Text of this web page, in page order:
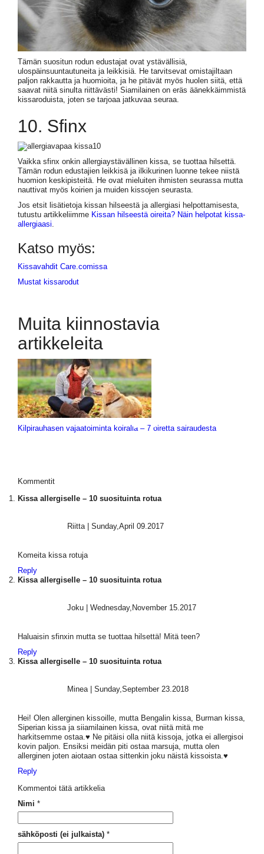
Tämän suositun rodun edustajat ovat ystävällisiä,
ulospäinsuuntautuneita ja leikkisiä. He tarvitsevat omistajiltaan
paljon rakkautta ja huomioita, ja he pitävät myös huolen siitä, että
saavat niitä sinulta riittävästi! Siamilainen on eräs äänekkäimmistä
kissaroduista, joten se tarjoaa jatkuvaa seuraa.
10. Sfinx
Vaikka sfinx onkin allergiaystävällinen kissa, se tuottaa hilsettä.
Tämän rodun edustajien leikkisä ja ilkikurinen luonne tekee niistä
huomion keskipisteitä. He ovat mieluiten ihmisten seurassa mutta
nauttivat myös koirien ja muiden kissojen seurasta.
Jos etsit lisätietoja kissan hilseestä ja allergiasi helpottamisesta,
tutustu artikkeliimme Kissan hilseestä oireita? Näin helpotat kissa-
allergiaasi.
Katso myös:
Kissavahdit Care.comissa
Mustat kissarodut
Muita kiinnostavia
artikkeleita
Kilpirauhasen vajaatoiminta koiralla – 7 oiretta sairaudesta
Kommentit
Kissa allergiselle – 10 suosituinta rotua
Riitta| Sunday,April 09.2017
Komeita kissa rotuja
Reply
Kissa allergiselle – 10 suosituinta rotua
Joku Wednesday,November 15.2017
Haluaisin sfinxin mutta se tuottaa hilsettä! Mitä teen?
Reply
Kissa allergiselle – 10 suosituinta rotua
Minea| Sunday,September 23.2018
Hei! Olen allerginen kissoille, mutta Bengalin kissa, Burman kissa,
Siperian kissa ja siiamilainen kissa, ovat niitä mitä me
harkitsemme ostaa.♥️ Ne pitäisi olla niitä kissoja, jotka ei allergisoi
kovin paljon. Ensiksi meidän piti ostaa marsuja, mutta olen
allerginen joten aiotaan ostaa sittenkin joku näistä kissoista.♥️
Reply
Kommentoi tätä artikkelia
Nimi *
sähköposti (ei julkaista) *